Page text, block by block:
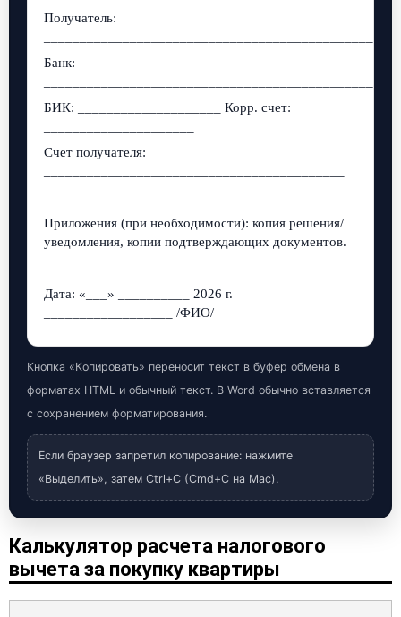
Получатель:
Банк:
БИК: ____________________ Корр. счет:
Счет получателя:
Приложения (при необходимости): копия решения/
уведомления, копии подтверждающих документов.
Дата: «___» __________ 2026 г.
__________________ /ФИО/
Кнопка «Копировать» переносит текст в буфер обмена в
форматах HTML и обычный текст. В Word обычно вставляется
с сохранением форматирования.
Если браузер запретил копирование: нажмите
«Выделить», затем Ctrl+C (Cmd+C на Mac).
Калькулятор расчета налогового
вычета за покупку квартиры